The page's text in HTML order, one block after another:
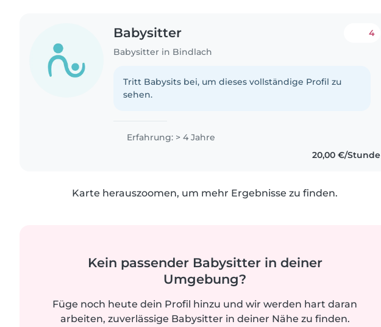
Babysitter
Babysitter in Bindlach
4
Tritt Babysits bei, um dieses vollständige Profil zu
sehen.
Erfahrung: > 4 Jahre
20,00 €/Stunde
Karte herauszoomen, um mehr Ergebnisse zu finden.
Kein passender Babysitter in deiner
Umgebung?
Füge noch heute dein Profil hinzu und wir werden hart daran
arbeiten, zuverlässige Babysitter in deiner Nähe zu finden.